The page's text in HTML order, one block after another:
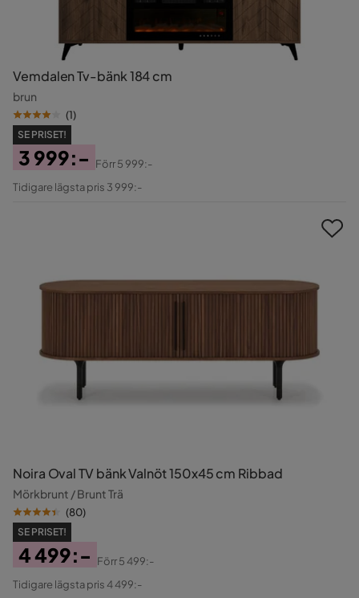
Vemdalen Tv-bänk 184 cm
brun
(1)
SE PRISET!
Pris
3 999:-
Original
Förr5 999:-
Tidigare lägsta pris 3 999:-
Noira Oval TV bänk Valnöt 150x45 cm Ribbad
Mörkbrunt / Brunt Trä
(80)
SE PRISET!
Pris
4 499:-
Original
Förr5 499:-
Tidigare lägsta pris 4 499:-